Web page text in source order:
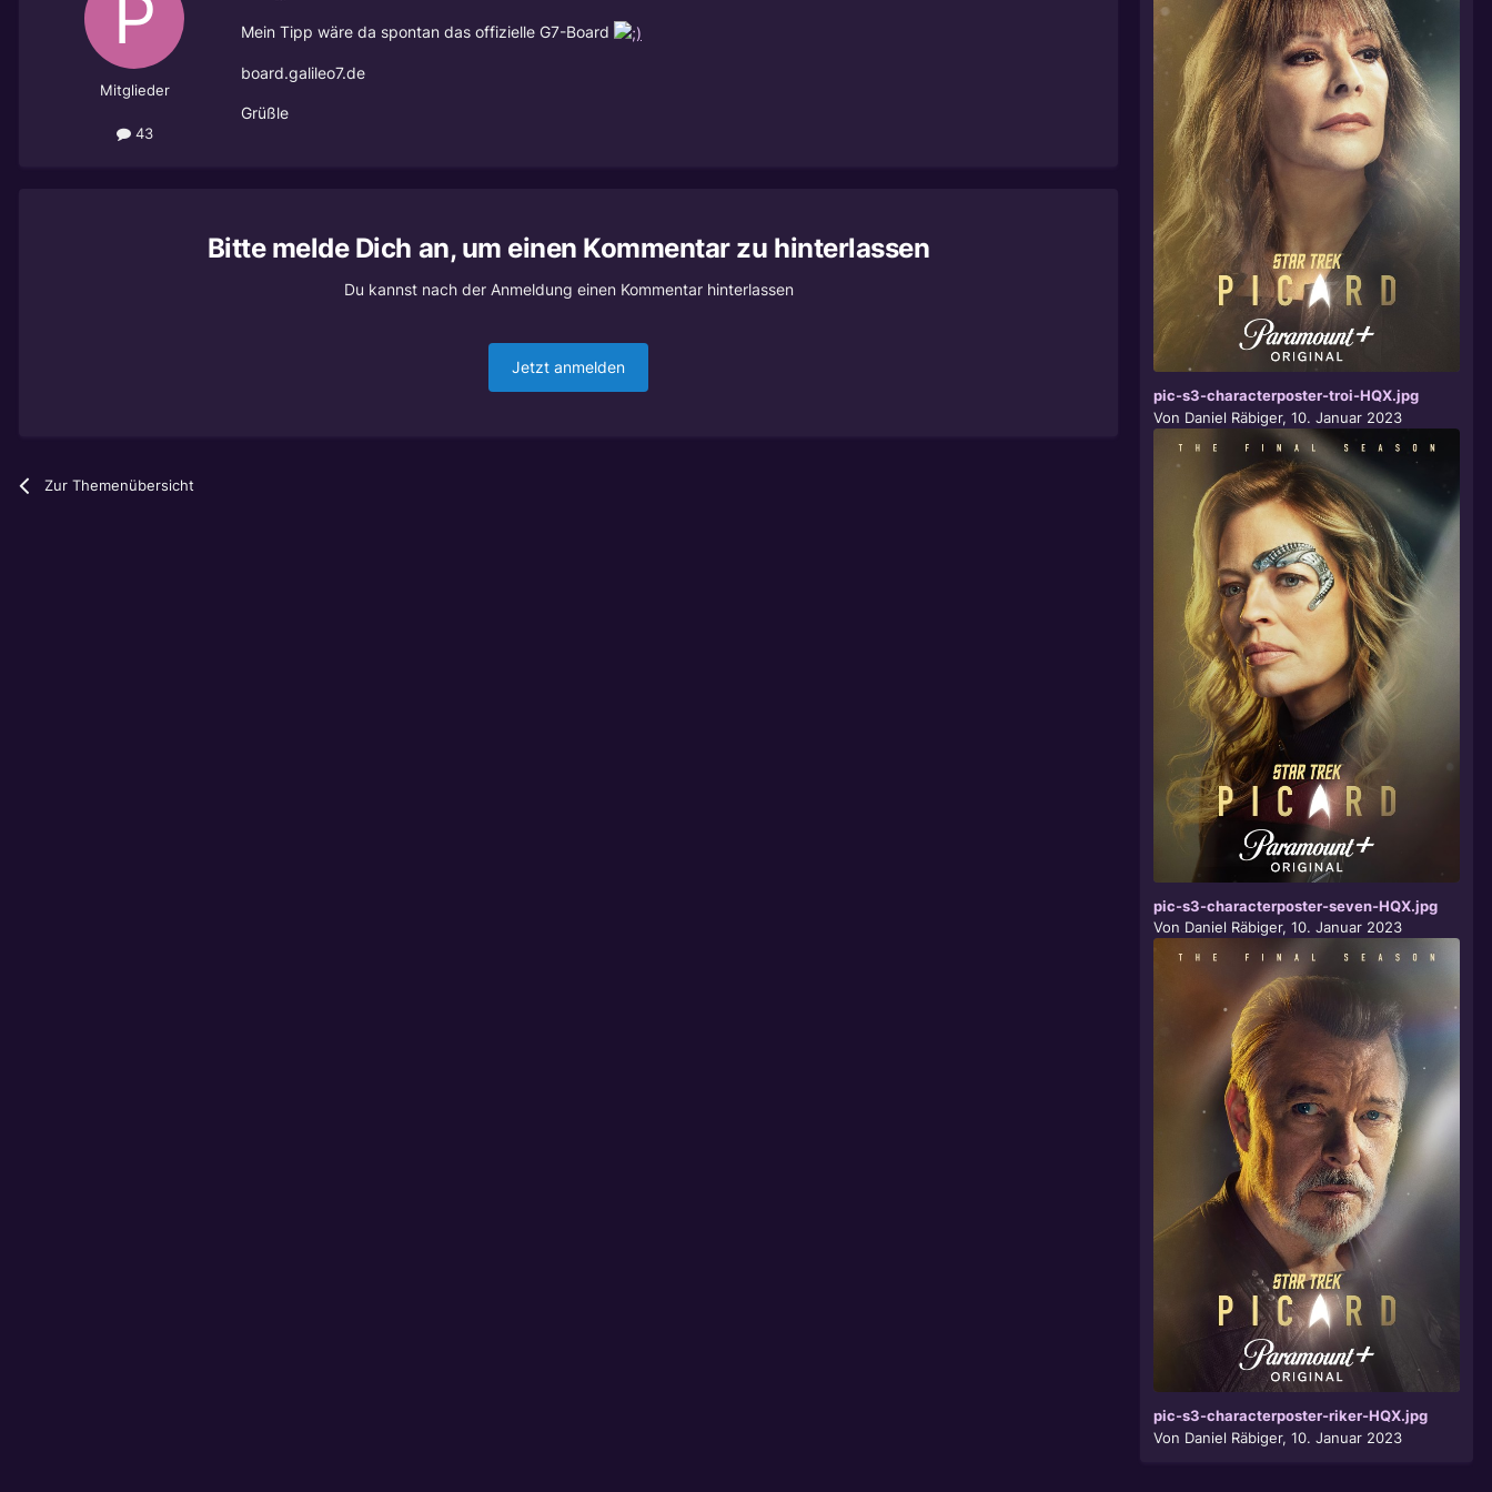
Mitglieder
43
Mein Tipp wäre da spontan das offizielle G7-Board
board.galileo7.de
Grüßle
Bitte melde Dich an, um einen Kommentar zu hinterlassen
Du kannst nach der Anmeldung einen Kommentar hinterlassen
Jetzt anmelden
Zur Themenübersicht
pic-s3-characterposter-troi-HQX.jpg
Von Daniel Räbiger, 10. Januar 2023
pic-s3-characterposter-seven-HQX.jpg
Von Daniel Räbiger, 10. Januar 2023
pic-s3-characterposter-riker-HQX.jpg
Von Daniel Räbiger, 10. Januar 2023